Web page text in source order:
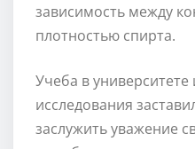
зависимость между
плотностью спирта.
Учеба в
исследования
заслужить уважение